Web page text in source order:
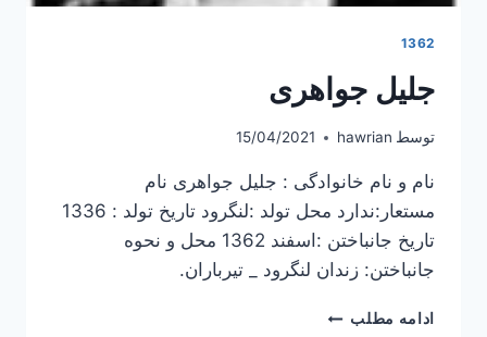
1362
جلیل جواهری
توسط hawrian
15/04/2021
نام و نام خانوادگی : جلیل جواهری نام
مستعار:ندارد محل تولد :لنگرود تاریخ تولد : 1336
تاریخ جانباختن :اسفند 1362 محل و نحوه
جانباختن: زندان لنگرود _ تیرباران.
ادامه مطلب جلیل